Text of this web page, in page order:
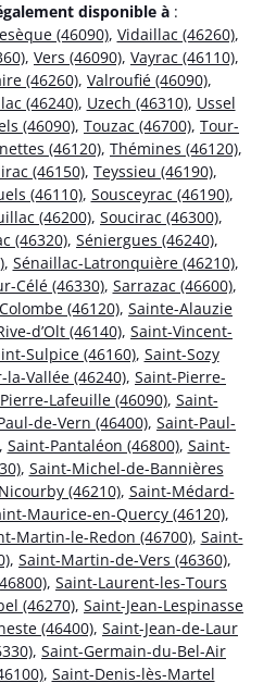
disponible à :
(46090), Vidaillac (46260),
, Vers (46090), Vayrac (46110),
(46260), Valroufié (46090),
(46240), Uzech (46310), Ussel
(46090), Touzac (46700), Tour-
(46120), Thémines (46120),
(46150), Teyssieu (46190),
(46110), Sousceyrac (46190),
(46200), Soucirac (46300),
(46320), Séniergues (46240),
, Sénaillac-Latronquière (46210),
Célé (46330), Sarrazac (46600),
(46120), Sainte-Alauzie
d’Olt (46140), Saint-Vincent-
Sulpice (46160), Saint-Sozy
Vallée (46240), Saint-Pierre-
Lafeuille (46090), Saint-
de-Vern (46400), Saint-Paul-
Saint-Pantaléon (46800), Saint-
, Saint-Michel-de-Bannières
(46210), Saint-Médard-
Maurice-en-Quercy (46120),
Martin-le-Redon (46700), Saint-
, Saint-Martin-de-Vers (46360),
, Saint-Laurent-les-Tours
(46270), Saint-Jean-Lespinasse
(46400), Saint-Jean-de-Laur
, Saint-Germain-du-Bel-Air
, Saint-Denis-lès-Martel